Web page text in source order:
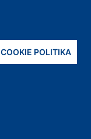
POLITIKA